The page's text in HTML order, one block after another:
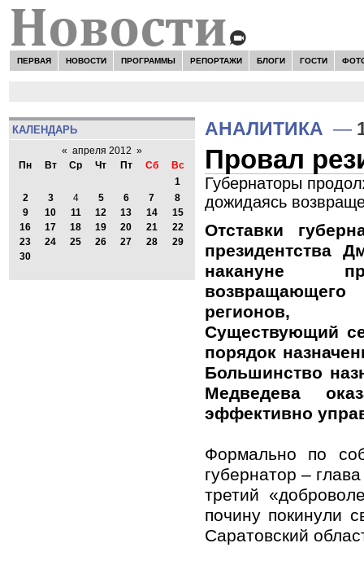
ПЕРВАЯ НОВОСТИ ПРОГРАММЫ РЕПОРТАЖИ БЛОГИ ГОСТИ
КАЛЕНДАРЬ
« апреля 2012 »
Пн
Вт Ср Чт Пт Сб
Вс
1
2
3 4 5 6 7
8
9
10 11 12 13 14
15
16
17 18 19 20 21
22
23
24 25 26 27 28
29
30
АНАЛИТИКА —
Провал
Губернаторы
дожидаясь
Отставки
президентства
накануне
регионов,
Существующий
порядок
Большинство
Медведева
эффективно
Формально по
губернатор –
третий
почину покинули
Саратовский